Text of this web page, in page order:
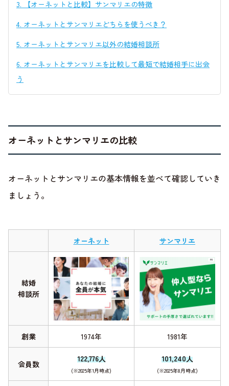
3. 【オーネットと比較】サンマリエの特徴
4. オーネットとサンマリエどちらを使うべき？
5. オーネットとサンマリエ以外の結婚相談所
6. オーネットとサンマリエを比較して最短で結婚相手に出会
う
オーネットとサンマリエの比較
オーネットとサンマリエの基本情報を並べて確認していき
ましょう。
オーネット サンマリエ
結婚
相談所
創業 1974年 1981年
会員数
122,776人
(※2025年1月時点)
101,240人
(※2025年8月時点)